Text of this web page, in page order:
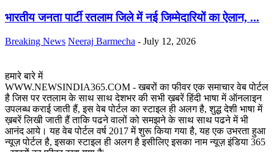
भारतीय जनता पार्टी रतलाम जिले में नई जिम्मेदारियों का ऐलान, ...
Breaking News Neeraj Barmecha - July 12, 2026
हमारे बारे में
WWW.NEWSINDIA365.COM - खबरों का फीवर एक समाचार वेब पोर्टल
है जिस पर रतलाम के साथ साथ देशभर की सभी ख़बरें हिंदी भाषा में ऑनलाइन
उपलब्ध कराई जाती हैं, इस वेब पोर्टल का स्टाइल ही अलग है, शुद्ध देशी भाषा में
ख़बरें लिखी जाती हैं ताकि पढने वालों को समझने के साथ साथ पढने में भी
आनंद आये। यह वेब पोर्टल वर्ष 2017 में शुरू किया गया है, यह एक उभरता हुआ
न्यूज़ पोर्टल है, इसका स्टाइल ही अलग है इसीलिए इसका नाम न्यूज़ इंडिया 365